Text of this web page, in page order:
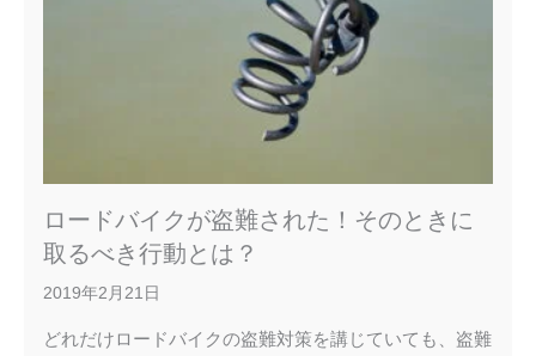
ロードバイクが盗難された！そのときに
取るべき行動とは？
2019年2月21日
どれだけロードバイクの盗難対策を講じていても、盗難